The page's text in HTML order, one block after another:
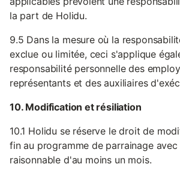
la part de Holidu.
9.5 Dans la mesure où la
exclue ou limitée, ceci s'applique
responsabilité personnelle des
représentants et des auxiliaires
10. Modification et résiliation
10.1 Holidu se réserve le droit de
fin au programme de parrainage
raisonnable d'au moins un mois.